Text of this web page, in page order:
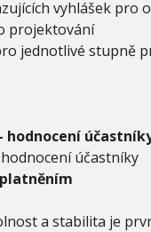
vyhlášek pro
projektování
jednotlivé stupně
hodnocení
účastníky
a stabilita je